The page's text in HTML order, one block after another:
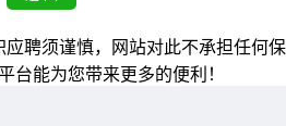
聘须谨慎，网站对此不承担任何保
台能为您带来更多的便利！